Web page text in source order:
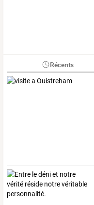
Récents